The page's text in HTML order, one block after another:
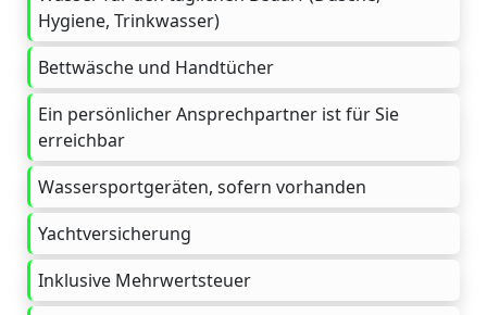
Hygiene, Trinkwasser)
Bettwäsche und Handtücher
Ein persönlicher Ansprechpartner ist für Sie
erreichbar
Wassersportgeräten, sofern vorhanden
Yachtversicherung
Inklusive Mehrwertsteuer